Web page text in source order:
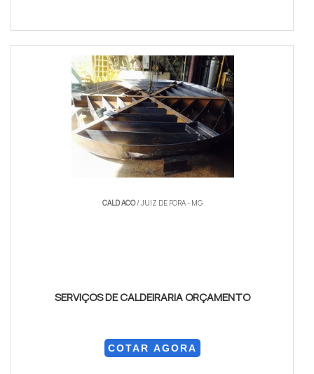
CALD ACO/ JUIZ DE FORA - MG
SERVIÇOS DE CALDEIRARIA ORÇAMENTO
COTAR AGORA